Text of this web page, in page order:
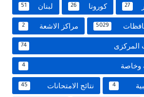
27 كورونا 26 لبنان 51
5029 مراكز الاشعة 2
المركزى 74
وخاصة 4
4 نتائج الامتحانات 45